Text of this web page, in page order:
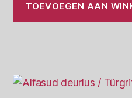
TOEVOEGEN AAN